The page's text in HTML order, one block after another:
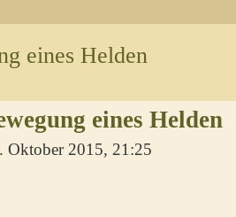
eines Helden
eines Helden
Oktober 2015, 21:25